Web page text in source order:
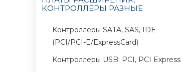
КОНТРОЛЛЕРЫ РАЗНЫЕ
Контроллеры SATA, SAS, IDE
(PCI/PCI-E/ExpressCard)
Контроллеры USB: PCI, PCI Express